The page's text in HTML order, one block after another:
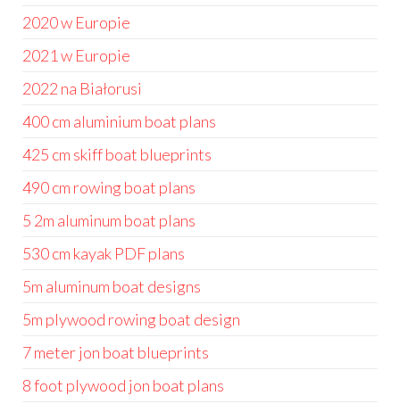
2020 w Europie
2021 w Europie
2022 na Białorusi
400 cm aluminium boat plans
425 cm skiff boat blueprints
490 cm rowing boat plans
5 2m aluminum boat plans
530 cm kayak PDF plans
5m aluminum boat designs
5m plywood rowing boat design
7 meter jon boat blueprints
8 foot plywood jon boat plans